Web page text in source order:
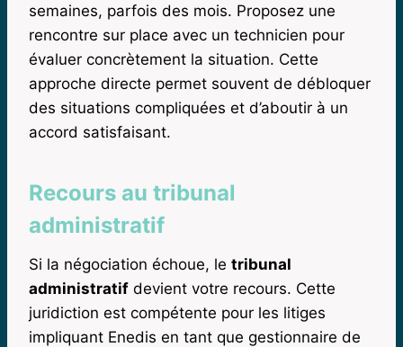
semaines, parfois des mois. Proposez une
rencontre sur place avec un technicien pour
évaluer concrètement la situation. Cette
approche directe permet souvent de débloquer
des situations compliquées et d’aboutir à un
accord satisfaisant.
Recours au tribunal
administratif
Si la négociation échoue, le tribunal
administratif devient votre recours. Cette
juridiction est compétente pour les litiges
impliquant Enedis en tant que gestionnaire de